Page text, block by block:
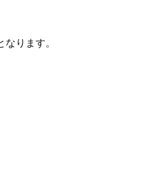
ります。